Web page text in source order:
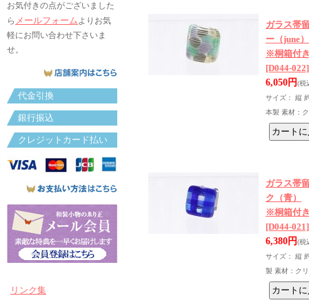
お気付きの点がございました
ら メールフォームよりお気
軽にお問い合わせ下さいま
せ。
代金引換
銀行振込
クレジットカード払い
リンク集
ガラス帯
ー（june）
※桐箱付
[D044-022]
6,050円(税
サイズ： 縦
本製 素材：
ガラス帯
ク（青）
※桐箱付
[D044-021]
6,380円(税
サイズ： 縦
製 素材：ク